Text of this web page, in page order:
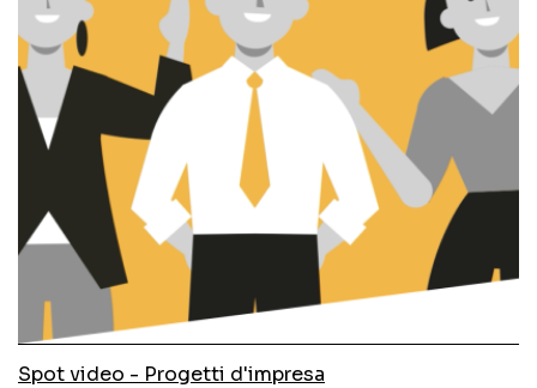
Spot video - Progetti d'impresa